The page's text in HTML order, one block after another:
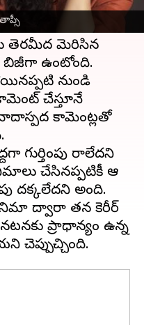
సినిమాల్లో
చివరగామిషన్
తెరమీద మెరిసిన
ఉంటోంది.
నుండి
చేస్తూనే
కామెంట్లతో
గుర్తింపు రాలేదని
చేసినప్పటికీ ఆ
దక్కలేదని అంది.
ద్వారా తన కెరీర్
ప్రాధాన్యం ఉన్న